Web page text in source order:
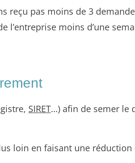
reçu pas moins de 3
l’entreprise moins d’une
SIRET…) afin de semer le
loin en faisant une